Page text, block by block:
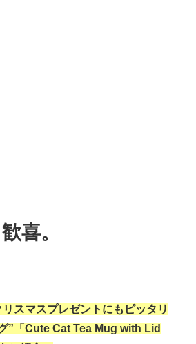
喜。
スマスプレゼントにもピッタリ
”「Cute Cat Tea Mug with Lid